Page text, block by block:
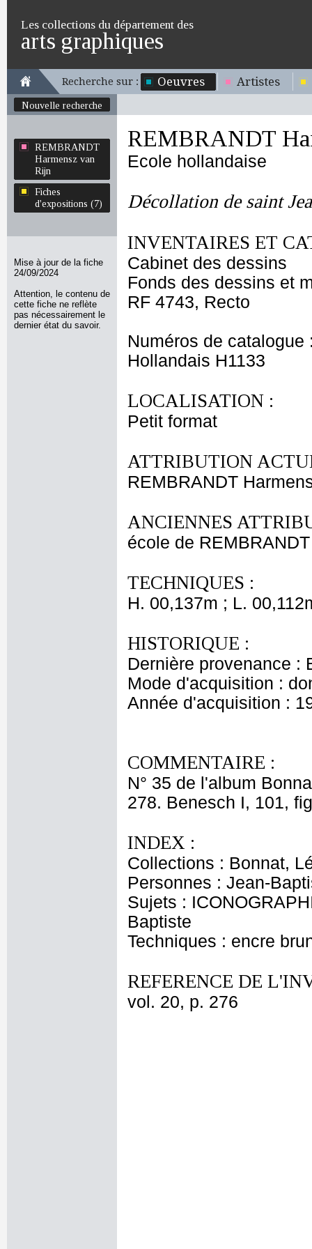
Les collections du département des
arts graphiques
Recherche sur : Oeuvres Artistes
Nouvelle recherche
REMBRANDT
Harmensz van
Rijn
Fiches
d'expositions (7)
Mise à jour de la fiche
24/09/2024
Attention, le contenu de
cette fiche ne reflète
pas nécessairement le
dernier état du savoir.
REMBRANDT
Ecole hollandaise
Décollation de saint
INVENTAIRES ET
Cabinet des dessins
Fonds des dessins et
RF 4743, Recto
Numéros de catalogue
Hollandais H1133
LOCALISATION :
Petit format
ATTRIBUTION
REMBRANDT
ANCIENNES
école de
TECHNIQUES :
H. 00,137m ; L.
HISTORIQUE :
Dernière provenance :
Mode d'acquisition :
Année d'acquisition :
COMMENTAIRE :
N° 35 de l'album
278. Benesch I, 101,
INDEX :
Collections : Bonnat,
Personnes : Jean-
Sujets :
Baptiste
Techniques : encre
REFERENCE DE
vol. 20, p. 276